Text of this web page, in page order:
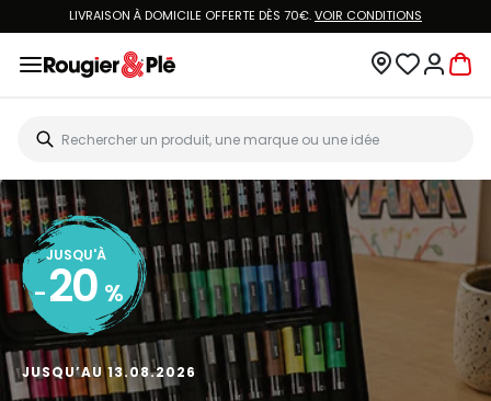
LIVRAISON À DOMICILE OFFERTE DÈS 70€.VOIR CONDITIONS
JUSQU'À
- 20 %
JUSQU’AU 13.08.2026